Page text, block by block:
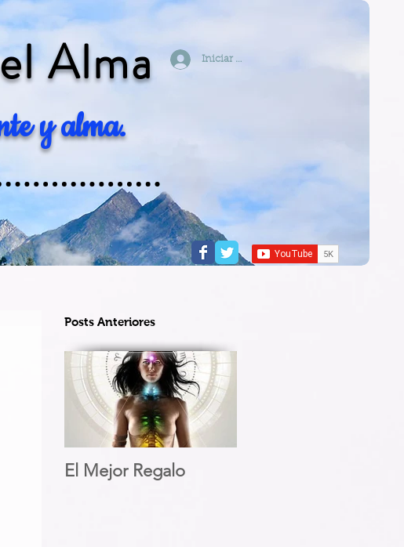
Alma Iniciar sesión
y alma.
Posts Anteriores
El Mejor Regalo